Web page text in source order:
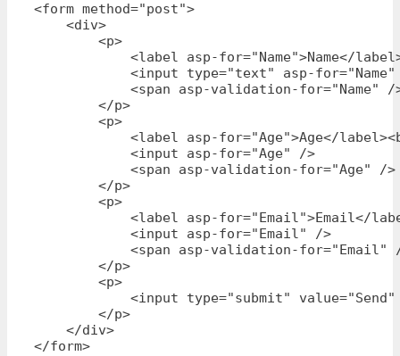
<form method="post">
    <div>
        <p>
<label asp-for="Name">Name</
<input type="text" asp-for="Name"
<span asp-validation-for="Name" /
        </p>
        <p>
<label asp-for="Age">Age</
            <input asp-for="Age" />
            <span asp-validation-for="Age" />
        </p>
        <p>
<label asp-for="Email">Email</
            <input asp-for="Email" />
<span asp-validation-for="Email"
        </p>
        <p>
<input type="submit" value="Send"
        </p>
    </div>
</form>